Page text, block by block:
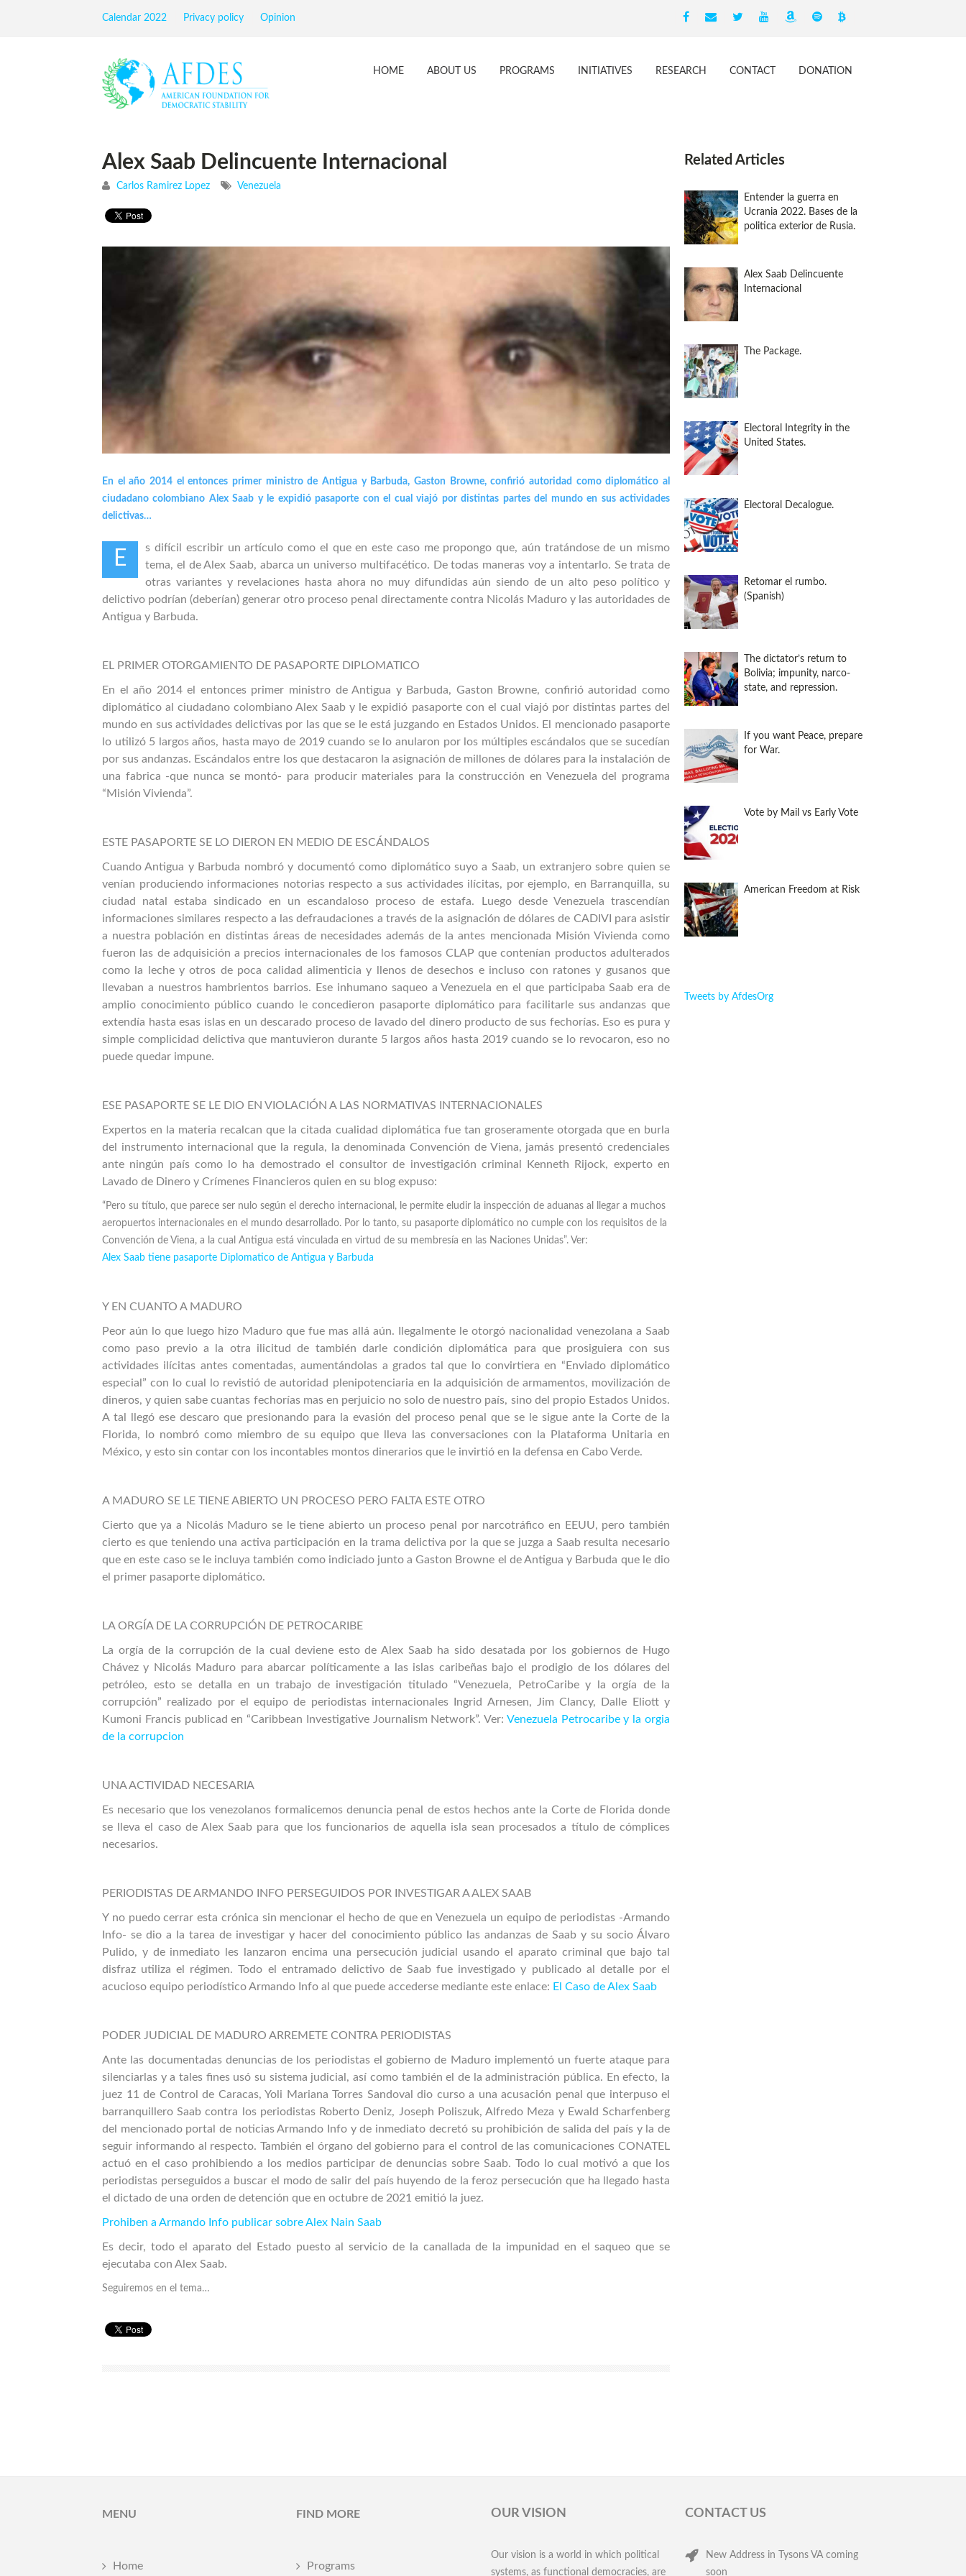
Calendar 2022 Privacy policy Opinion
HOME ABOUT US PROGRAMS INITIATIVES RESEARCH CONTACT DONATION
Alex Saab Delincuente Internacional
Carlos Ramirez Lopez Venezuela
En el año 2014 el entonces primer ministro de Antigua y Barbuda, Gaston Browne, confirió autoridad como diplomático al
ciudadano colombiano Alex Saab y le expidió pasaporte con el cual viajó por distintas partes del mundo en sus actividades
delictivas…
E
s difícil escribir un artículo como el que en este caso me propongo que, aún tratándose de un mismo
tema, el de Alex Saab, abarca un universo multifacético. De todas maneras voy a intentarlo. Se trata de
otras variantes y revelaciones hasta ahora no muy difundidas aún siendo de un alto peso político y
delictivo podrían (deberían) generar otro proceso penal directamente contra Nicolás Maduro y las autoridades de
Antigua y Barbuda.
EL PRIMER OTORGAMIENTO DE PASAPORTE DIPLOMATICO
En el año 2014 el entonces primer ministro de Antigua y Barbuda, Gaston Browne, confirió autoridad como
diplomático al ciudadano colombiano Alex Saab y le expidió pasaporte con el cual viajó por distintas partes del
mundo en sus actividades delictivas por las que se le está juzgando en Estados Unidos. El mencionado pasaporte
lo utilizó 5 largos años, hasta mayo de 2019 cuando se lo anularon por los múltiples escándalos que se sucedían
por sus andanzas. Escándalos entre los que destacaron la asignación de millones de dólares para la instalación de
una fabrica -que nunca se montó- para producir materiales para la construcción en Venezuela del programa
“Misión Vivienda”.
ESTE PASAPORTE SE LO DIERON EN MEDIO DE ESCÁNDALOS
Cuando Antigua y Barbuda nombró y documentó como diplomático suyo a Saab, un extranjero sobre quien se
venían produciendo informaciones notorias respecto a sus actividades ilícitas, por ejemplo, en Barranquilla, su
ciudad natal estaba sindicado en un escandaloso proceso de estafa. Luego desde Venezuela trascendían
informaciones similares respecto a las defraudaciones a través de la asignación de dólares de CADIVI para asistir
a nuestra población en distintas áreas de necesidades además de la antes mencionada Misión Vivienda como
fueron las de adquisición a precios internacionales de los famosos CLAP que contenían productos adulterados
como la leche y otros de poca calidad alimenticia y llenos de desechos e incluso con ratones y gusanos que
llevaban a nuestros hambrientos barrios. Ese inhumano saqueo a Venezuela en el que participaba Saab era de
amplio conocimiento público cuando le concedieron pasaporte diplomático para facilitarle sus andanzas que
extendía hasta esas islas en un descarado proceso de lavado del dinero producto de sus fechorías. Eso es pura y
simple complicidad delictiva que mantuvieron durante 5 largos años hasta 2019 cuando se lo revocaron, eso no
puede quedar impune.
ESE PASAPORTE SE LE DIO EN VIOLACIÓN A LAS NORMATIVAS INTERNACIONALES
Expertos en la materia recalcan que la citada cualidad diplomática fue tan groseramente otorgada que en burla
del instrumento internacional que la regula, la denominada Convención de Viena, jamás presentó credenciales
ante ningún país como lo ha demostrado el consultor de investigación criminal Kenneth Rijock, experto en
Lavado de Dinero y Crímenes Financieros quien en su blog expuso:
“Pero su título, que parece ser nulo según el derecho internacional, le permite eludir la inspección de aduanas al llegar a muchos
aeropuertos internacionales en el mundo desarrollado. Por lo tanto, su pasaporte diplomático no cumple con los requisitos de la
Convención de Viena, a la cual Antigua está vinculada en virtud de su membresía en las Naciones Unidas”. Ver:
Alex Saab tiene pasaporte Diplomatico de Antigua y Barbuda
Y EN CUANTO A MADURO
Peor aún lo que luego hizo Maduro que fue mas allá aún. Ilegalmente le otorgó nacionalidad venezolana a Saab
como paso previo a la otra ilicitud de también darle condición diplomática para que prosiguiera con sus
actividades ilícitas antes comentadas, aumentándolas a grados tal que lo convirtiera en “Enviado diplomático
especial” con lo cual lo revistió de autoridad plenipotenciaria en la adquisición de armamentos, movilización de
dineros, y quien sabe cuantas fechorías mas en perjuicio no solo de nuestro país, sino del propio Estados Unidos.
A tal llegó ese descaro que presionando para la evasión del proceso penal que se le sigue ante la Corte de la
Florida, lo nombró como miembro de su equipo que lleva las conversaciones con la Plataforma Unitaria en
México, y esto sin contar con los incontables montos dinerarios que le invirtió en la defensa en Cabo Verde.
A MADURO SE LE TIENE ABIERTO UN PROCESO PERO FALTA ESTE OTRO
Cierto que ya a Nicolás Maduro se le tiene abierto un proceso penal por narcotráfico en EEUU, pero también
cierto es que teniendo una activa participación en la trama delictiva por la que se juzga a Saab resulta necesario
que en este caso se le incluya también como indiciado junto a Gaston Browne el de Antigua y Barbuda que le dio
el primer pasaporte diplomático.
LA ORGÍA DE LA CORRUPCIÓN DE PETROCARIBE
La orgía de la corrupción de la cual deviene esto de Alex Saab ha sido desatada por los gobiernos de Hugo
Chávez y Nicolás Maduro para abarcar políticamente a las islas caribeñas bajo el prodigio de los dólares del
petróleo, esto se detalla en un trabajo de investigación titulado “Venezuela, PetroCaribe y la orgía de la
corrupción” realizado por el equipo de periodistas internacionales Ingrid Arnesen, Jim Clancy, Dalle Eliott y
Kumoni Francis publicad en “Caribbean Investigative Journalism Network”. Ver: Venezuela Petrocaribe y la orgia
de la corrupcion
UNA ACTIVIDAD NECESARIA
Es necesario que los venezolanos formalicemos denuncia penal de estos hechos ante la Corte de Florida donde
se lleva el caso de Alex Saab para que los funcionarios de aquella isla sean procesados a título de cómplices
necesarios.
PERIODISTAS DE ARMANDO INFO PERSEGUIDOS POR INVESTIGAR A ALEX SAAB
Y no puedo cerrar esta crónica sin mencionar el hecho de que en Venezuela un equipo de periodistas -Armando
Info- se dio a la tarea de investigar y hacer del conocimiento público las andanzas de Saab y su socio Álvaro
Pulido, y de inmediato les lanzaron encima una persecución judicial usando el aparato criminal que bajo tal
disfraz utiliza el régimen. Todo el entramado delictivo de Saab fue investigado y publicado al detalle por el
acucioso equipo periodístico Armando Info al que puede accederse mediante este enlace: El Caso de Alex Saab
PODER JUDICIAL DE MADURO ARREMETE CONTRA PERIODISTAS
Ante las documentadas denuncias de los periodistas el gobierno de Maduro implementó un fuerte ataque para
silenciarlas y a tales fines usó su sistema judicial, así como también el de la administración pública. En efecto, la
juez 11 de Control de Caracas, Yoli Mariana Torres Sandoval dio curso a una acusación penal que interpuso el
barranquillero Saab contra los periodistas Roberto Deniz, Joseph Poliszuk, Alfredo Meza y Ewald Scharfenberg
del mencionado portal de noticias Armando Info y de inmediato decretó su prohibición de salida del país y la de
seguir informando al respecto. También el órgano del gobierno para el control de las comunicaciones CONATEL
actuó en el caso prohibiendo a los medios participar de denuncias sobre Saab. Todo lo cual motivó a que los
periodistas perseguidos a buscar el modo de salir del país huyendo de la feroz persecución que ha llegado hasta
el dictado de una orden de detención que en octubre de 2021 emitió la juez.
Prohiben a Armando Info publicar sobre Alex Nain Saab
Es decir, todo el aparato del Estado puesto al servicio de la canallada de la impunidad en el saqueo que se
ejecutaba con Alex Saab.
Seguiremos en el tema…
Related Articles
Entender la guerra en
Ucrania 2022. Bases de la
politica exterior de Rusia.
Alex Saab Delincuente
Internacional
The Package.
Electoral Integrity in the
United States.
Electoral Decalogue.
Retomar el rumbo.
(Spanish)
The dictator’s return to
Bolivia; impunity, narco-
state, and repression.
If you want Peace, prepare
for War.
Vote by Mail vs Early Vote
American Freedom at Risk
Tweets by AfdesOrg
MENU
Home
FIND MORE
Programs
OUR VISION
Our vision is a world in which political
systems, as functional democracies, are
CONTACT US
New Address in Tysons VA coming
soon